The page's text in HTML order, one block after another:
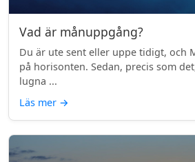
Vad är månuppgång?
Du är ute sent eller uppe tidigt, och
på horisonten. Sedan, precis som
lugna ...
Läs mer →